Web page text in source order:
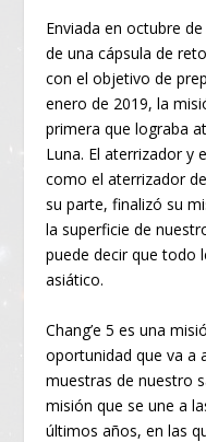
Enviada en octubre
de una cápsula de
con el objetivo de
enero de 2019, la
primera que lograba
Luna. El aterrizador y
como el aterrizador
su parte, finalizó su
la superficie de
puede decir que todo
asiático.
Chang’e 5 es una
oportunidad que va a
muestras de nuestro
misión que se une a
últimos años, en las